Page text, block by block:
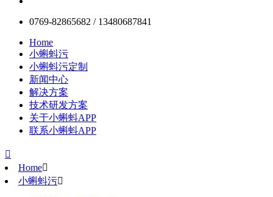
0769-82865682 / 13480687841
Home
小蝌蚪污
小蝌蚪污定制
新闻中心
解决方案
技术研发方案
关于小蝌蚪APP
联系小蝌蚪APP

Home
小蝌蚪污